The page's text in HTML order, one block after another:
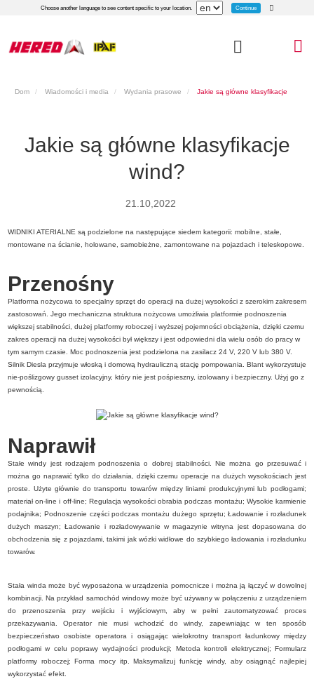
Choose another language to see content specific to your location. Continue
Dom Wiadomości i media Wydania prasowe
Jakie są główne klasyfikacje
wind?
21.10,2022
WIDNIKI ATERIALNE są podzielone na następujące siedem kategorii: mobilne, stałe,
montowane na ścianie, holowane, samobieżne, zamontowane na pojazdach i teleskopowe.
Przenośny
Platforma nożycowa to specjalny sprzęt do operacji na dużej wysokości z szerokim zakresem
zastosowań. Jego mechaniczna struktura nożycowa umożliwia platformie podnoszenia
większej stabilności, dużej platformy roboczej i wyższej pojemności obciążenia, dzięki czemu
zakres operacji na dużej wysokości był większy i jest odpowiedni dla wielu osób do pracy w
tym samym czasie. Moc podnoszenia jest podzielona na zasilacz 24 V, 220 V lub 380 V.
Silnik Diesla przyjmuje włoską i domową hydrauliczną stację pompowania. Blant wykorzystuje
nie-poślizgowy gusset izolacyjny, który nie jest pośpieszny, izolowany i bezpieczny. Użyj go z
pewnością.
Naprawił
Stałe windy jest rodzajem podnoszenia o dobrej stabilności. Nie można go przesuwać i
można go naprawić tylko do działania, dzięki czemu operacje na dużych wysokościach jest
proste. Użyte głównie do transportu towarów między liniami produkcyjnymi lub podłogami;
materiał on-line i off-line; Regulacja wysokości obrabia podczas montażu; Wysokie karmienie
podajnika; Podnoszenie części podczas montażu dużego sprzętu; Ładowanie i rozładunek
dużych maszyn; Ładowanie i rozładowywanie w magazynie witryna jest dopasowana do
obchodzenia się z pojazdami, takimi jak wózki widłowe do szybkiego ładowania i rozładunku
towarów.
Stała winda może być wyposażona w urządzenia pomocnicze i można ją łączyć w dowolnej
kombinacji. Na przykład samochód windowy może być używany w połączeniu z urządzeniem
do przenoszenia przy wejściu i wyjściowym, aby w pełni zautomatyzować proces
przekazywania. Operator nie musi wchodzić do windy, zapewniając w ten sposób
bezpieczeństwo osobiste operatora i osiągając wielokrotny transport ładunkowy między
podłogami w celu poprawy wydajności produkcji; Metoda kontroli elektrycznej; Formularz
platformy roboczej; Forma mocy itp. Maksymalizuj funkcję windy, aby osiągnąć najlepiej
wykorzystać efekt.